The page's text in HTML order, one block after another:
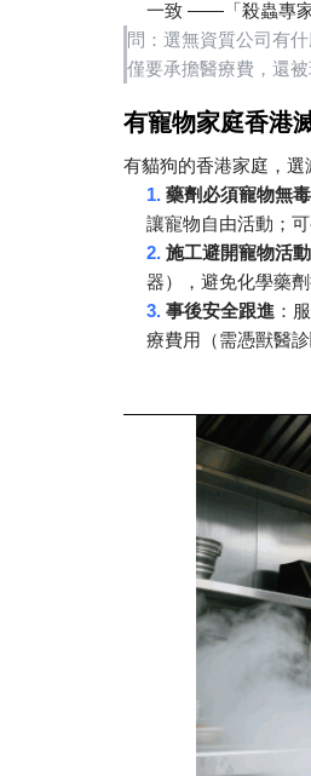
一致 —— 「殺蟲專
問：選無資質公司有
僅要承擔醫療費，還
有寵物家庭香港
有貓狗的香港家庭，
1. 藥劑必須寵物無毒
讓寵物自由活動；
2. 施工避開寵物活
器），避免化學藥劑
3. 事後安全跟進 ：
療費用（需憑獸醫診